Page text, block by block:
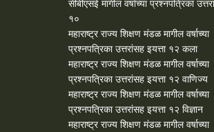
सीबीएसई मागील वर्षाच्या प्रश्‍नपत्रिका
१०
महाराष्ट्र राज्य शिक्षण मंडळ मागील वर्षाच्या
प्रश्‍नपत्रिका उत्तरांसह इयत्ता १२ कला
महाराष्ट्र राज्य शिक्षण मंडळ मागील वर्षाच्या
प्रश्‍नपत्रिका उत्तरांसह इयत्ता १२ वाणिज्य
महाराष्ट्र राज्य शिक्षण मंडळ मागील वर्षाच्या
प्रश्‍नपत्रिका उत्तरांसह इयत्ता १२ विज्ञान
महाराष्ट्र राज्य शिक्षण मंडळ मागील वर्षाच्या